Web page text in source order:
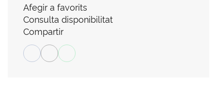
Afegir a favorits
Consulta disponibilitat
Compartir